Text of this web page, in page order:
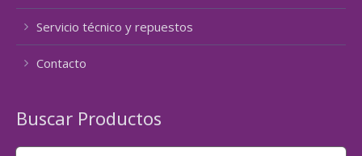
Servicio técnico y repuestos
Contacto
Buscar Productos